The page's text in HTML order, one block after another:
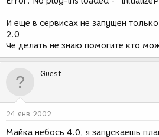
И еще в сервисах не запущен
2.0
Че делать не знаю помогите кто
Guest
24 янв 2002
Майка небось 4.0, я запускаешь